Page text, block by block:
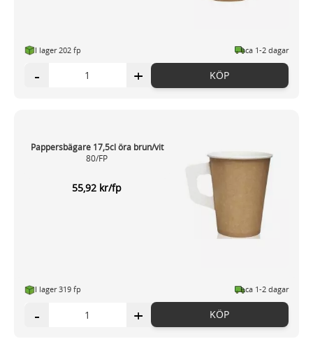
I lager 202 fp ca 1-2 dagar
- + KÖP
Pappersbägare 17,5cl öra brun/vit
80/FP
55,92 kr/fp
I lager 319 fp ca 1-2 dagar
- + KÖP